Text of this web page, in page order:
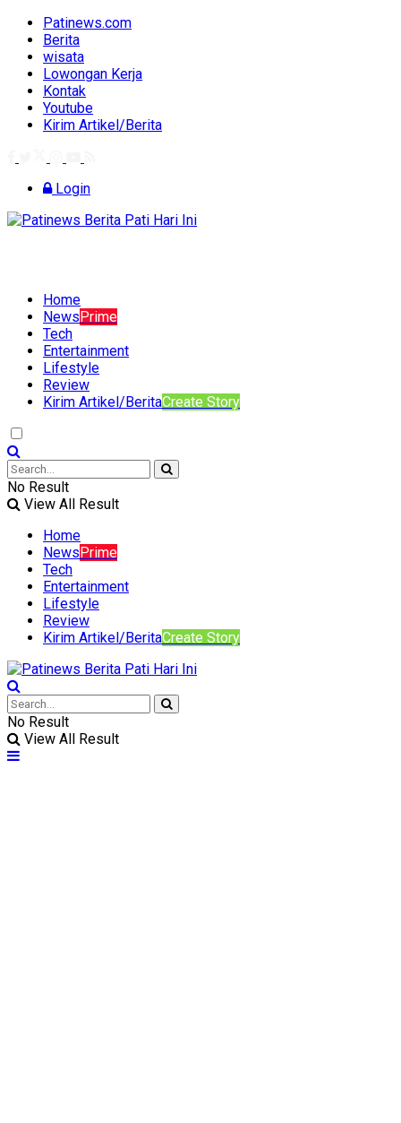
Patinews.com
Berita
wisata
Lowongan Kerja
Kontak
Youtube
Kirim Artikel/Berita
Login
Home
NewsPrime
Tech
Entertainment
Lifestyle
Review
Kirim Artikel/BeritaCreate Story
No Result
View All Result
Home
NewsPrime
Tech
Entertainment
Lifestyle
Review
Kirim Artikel/BeritaCreate Story
No Result
View All Result